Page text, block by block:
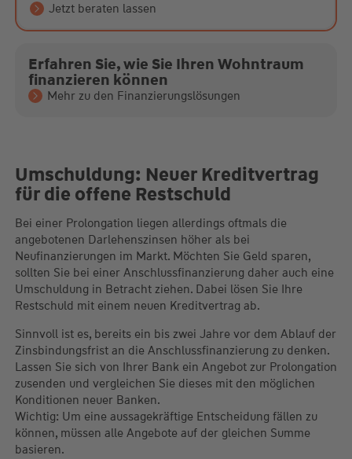
Jetzt beraten lassen
Erfahren Sie, wie Sie Ihren Wohntraum
finanzieren können
Mehr zu den Finanzierungslösungen
Umschuldung: Neuer Kreditvertrag
für die offene Restschuld
Bei einer Prolongation liegen allerdings oftmals die
angebotenen Darlehenszinsen höher als bei
Neufinanzierungen im Markt. Möchten Sie Geld sparen,
sollten Sie bei einer Anschlussfinanzierung daher auch eine
Umschuldung in Betracht ziehen. Dabei lösen Sie Ihre
Restschuld mit einem neuen Kreditvertrag ab.
Sinnvoll ist es, bereits ein bis zwei Jahre vor dem Ablauf der
Zinsbindungsfrist an die Anschlussfinanzierung zu denken.
Lassen Sie sich von Ihrer Bank ein Angebot zur Prolongation
zusenden und vergleichen Sie dieses mit den möglichen
Konditionen neuer Banken.
Wichtig: Um eine aussagekräftige Entscheidung fällen zu
können, müssen alle Angebote auf der gleichen Summe
basieren.